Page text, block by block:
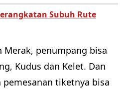
Subuh Rute
Merak, penumpang bisa
Kudus dan Kelet. Dan
tiketnya bisa